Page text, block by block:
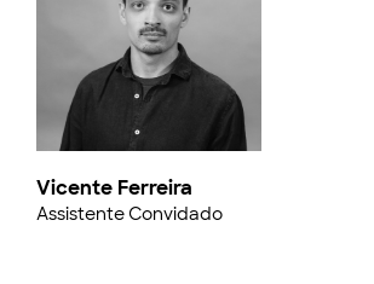
Vicente Ferreira
Assistente Convidado